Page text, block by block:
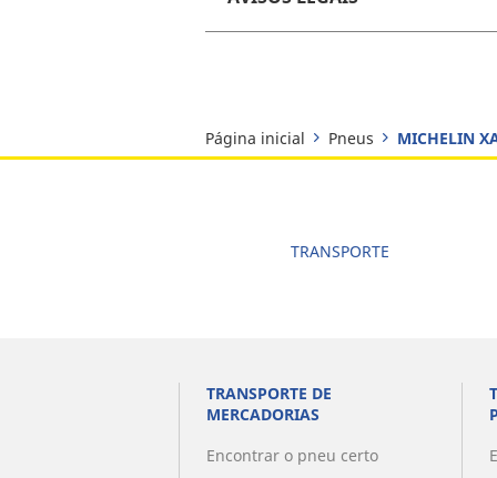
Página inicial Pneus MICHELIN
TRANSPORTE
TRANSPORTE DE
MERCADORIAS
Encontrar o pneu certo